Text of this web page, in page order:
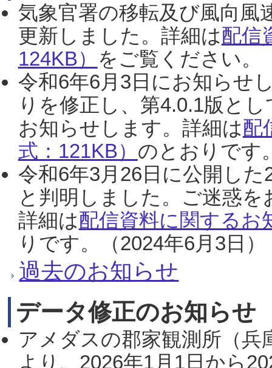
気象官署の移転及び風向風
更新しました。詳細は配信
124KB） をご覧ください。
令和6年6月3日にお知らせ
りを修正し、第4.0.1版と
お知らせします。詳細は配
式：121KB） のとおりです
令和6年3月26日に公開し
と判明しました。ご迷惑
詳細は配信資料に関するお
りです。（2024年6月3日）
過去のお知らせ
データ修正のお知らせ
アメダスの郡家観測所（
より、2026年1月1日から